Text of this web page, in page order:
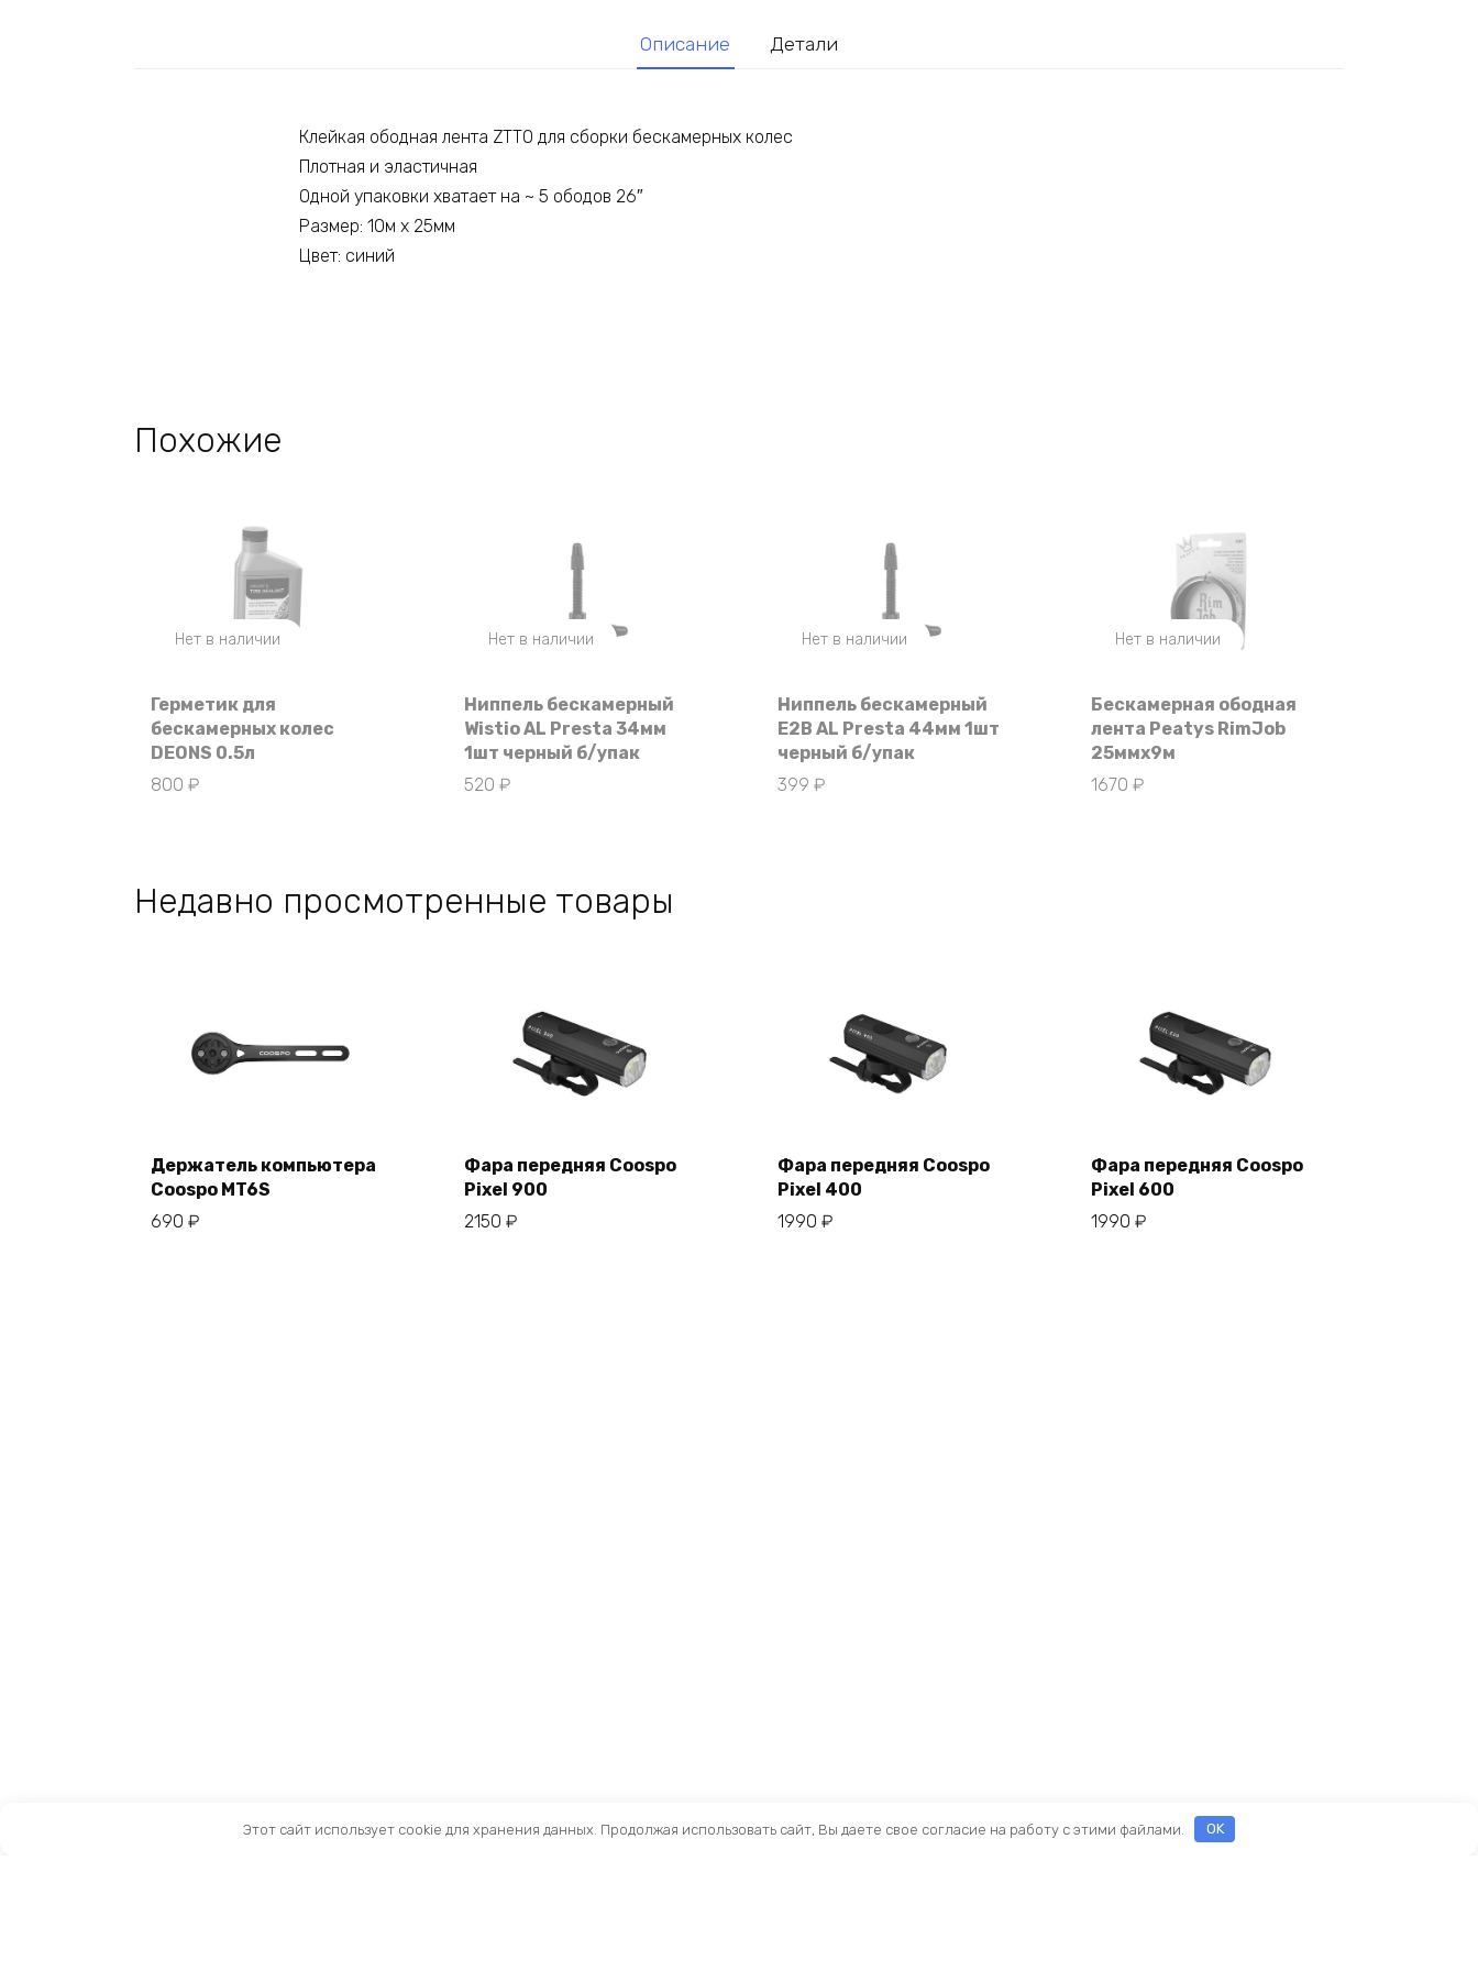
Описание Детали
Клейкая ободная лента ZTTO для сборки бескамерных колес
Плотная и эластичная
Одной упаковки хватает на ~ 5 ободов 26″
Размер: 10м х 25мм
Цвет: синий
Похожие
Нет в наличии
Герметик для
бескамерных колес
DEONS 0.5л
800 ₽
Нет в наличии
Ниппель бескамерный
Wistio AL Presta 34мм
1шт черный б/упак
520 ₽
Нет в наличии
Ниппель бескамерный
E2B AL Presta 44мм 1шт
черный б/упак
399 ₽
Нет в наличии
Бескамерная ободная
лента Peatys RimJob
25ммx9м
1670 ₽
Недавно просмотренные товары
Держатель компьютера
Coospo MT6S
690 ₽
Фара передняя Coospo
Pixel 900
2150 ₽
Фара передняя Coospo
Pixel 400
1990 ₽
Фара передняя Coospo
Pixel 600
1990 ₽
Этот сайт использует cookie для хранения данных. Продолжая использовать сайт, Вы даете свое согласие на работу с этими файлами. OK